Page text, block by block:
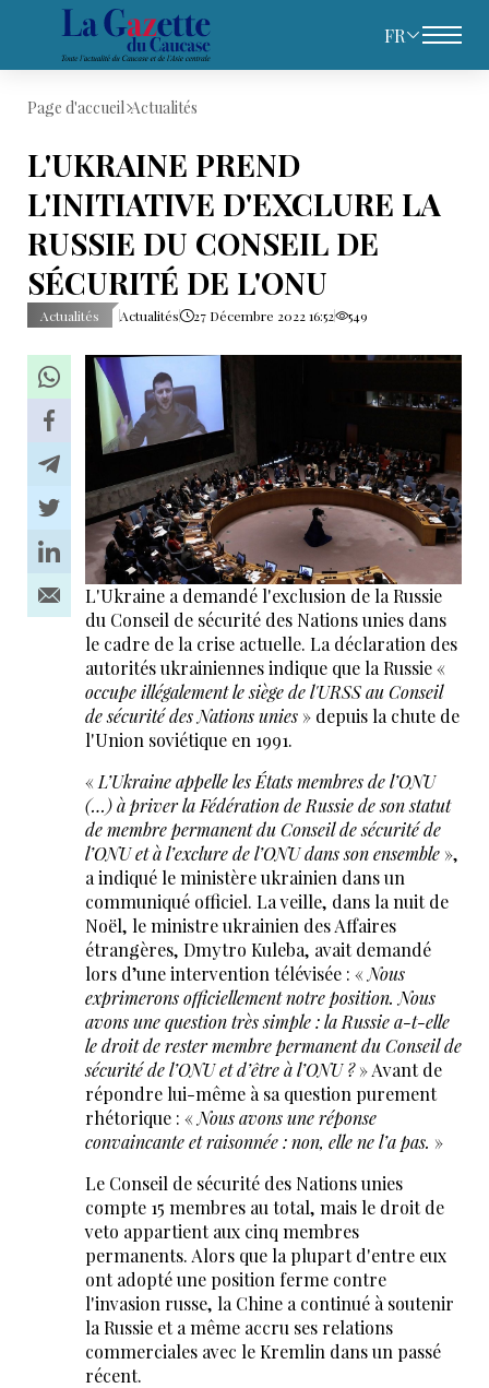
FR
Page d'accueil Actualités
L'UKRAINE PREND
L'INITIATIVE D'EXCLURE LA
RUSSIE DU CONSEIL DE
SÉCURITÉ DE L'ONU
Actualités Actualités 27 Décembre 2022 16:52 549
L'Ukraine a demandé l'exclusion de la Russie
du Conseil de sécurité des Nations unies dans
le cadre de la crise actuelle. La déclaration des
autorités ukrainiennes indique que la Russie «
occupe illégalement le siège de l'URSS au Conseil
de sécurité des Nations unies» depuis la chute de
l'Union soviétique en 1991.
« L’Ukraine appelle les États membres de l’ONU
(…) à priver la Fédération de Russie de son statut
de membre permanent du Conseil de sécurité de
l’ONU et à l’exclure de l’ONU dans son ensemble»,
a indiqué le ministère ukrainien dans un
communiqué officiel. La veille, dans la nuit de
Noël, le ministre ukrainien des Affaires
étrangères, Dmytro Kuleba, avait demandé
lors d’une intervention télévisée : « Nous
exprimerons officiellement notre position. Nous
avons une question très simple : la Russie a-t-elle
le droit de rester membre permanent du Conseil de
sécurité de l’ONU et d’être à l’ONU ?» Avant de
répondre lui-même à sa question purement
rhétorique : « Nous avons une réponse
convaincante et raisonnée : non, elle ne l’a pas. »
Le Conseil de sécurité des Nations unies
compte 15 membres au total, mais le droit de
veto appartient aux cinq membres
permanents. Alors que la plupart d'entre eux
ont adopté une position ferme contre
l'invasion russe, la Chine a continué à soutenir
la Russie et a même accru ses relations
commerciales avec le Kremlin dans un passé
récent.